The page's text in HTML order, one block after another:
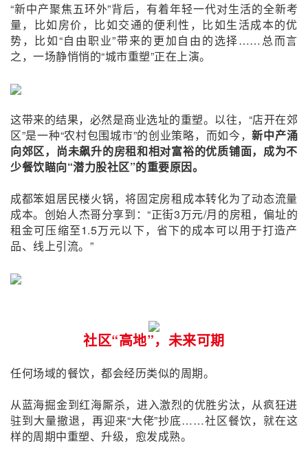
“新中产聚焦五环外”背后，有着年轻一代对生活的全新考
量，比如房价，比如交通的便利性，比如生活成本的优
势，比如“自由职业”带来的更加自由的选择……总而言
之，一场静悄悄的“城市重塑”正在上演。
这带来的结果，必然是商业选址的重塑。以往，“店开在郊
区”是一种“农村包围城市”的创业策略，而如今，新中产涌
向郊区，尚未飙升的房租和相对富裕的优质铺面，成为不
少餐饮瞄向“潜力股社区”的重要原因。
成都笨姐居民楼火锅，将固定房租成本转化为了动态流量
成本。创始人杰哥分享到：“正街3万元/月的房租，偏址的
租金可压缩至1.5万元以下，省下的成本可以用于打造产
品、线上引流。”
社区“高地”，未来可期
任何场域的餐饮，都会经历类似的周期。
从蓝海掘金到红海厮杀，进入激烈的优胜劣汰，从疯狂进
驻到大量撤退，再迎来“大佬”抄底……社区餐饮，就在这
样的周期中重塑、升级，愈发成熟。